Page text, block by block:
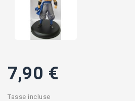
7,90 €
Tasse incluse